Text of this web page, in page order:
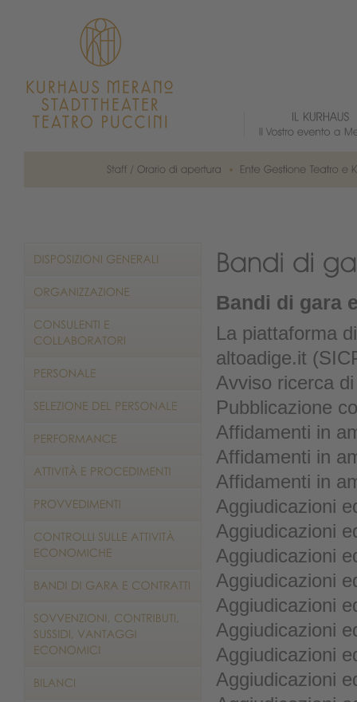
Bandi di gara
La piattaforma
altoadige.it
Avviso ricerca
Pubblicazione
Affidamenti in
Affidamenti in
Affidamenti in
Aggiudicazioni
Aggiudicazioni
Aggiudicazioni
Aggiudicazioni
Aggiudicazioni
Aggiudicazioni
Aggiudicazioni
Aggiudicazioni